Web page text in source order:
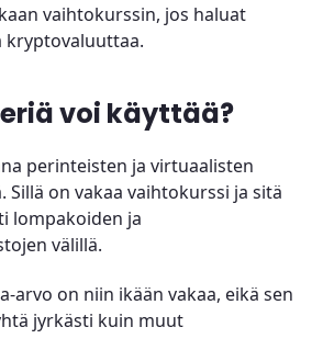
vaihtokurssin, jos haluat
kryptovaluuttaa.
voi käyttää?
perinteisten ja virtuaalisten
Sillä on vakaa vaihtokurssi ja sitä
lompakoiden ja
välillä.
arvo on niin ikään vakaa, eikä sen
jyrkästi kuin muut